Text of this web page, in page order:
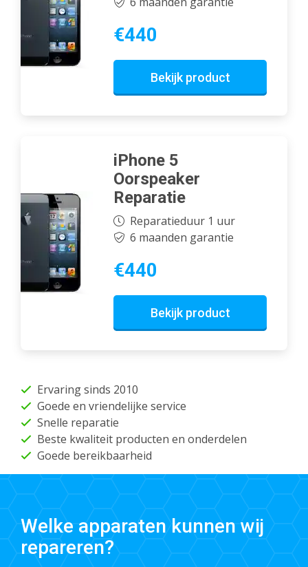
€440
Bekijk product
iPhone 5
Oorspeaker
Reparatie
Reparatieduur 1 uur
6 maanden garantie
€440
Bekijk product
Ervaring sinds 2010
Goede en vriendelijke service
Snelle reparatie
Beste kwaliteit producten en onderdelen
Goede bereikbaarheid
Welke apparaten kunnen wij
repareren?